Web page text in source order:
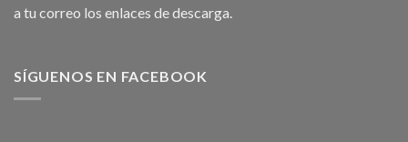
a tu correo los enlaces de descarga.
SÍGUENOS EN FACEBOOK